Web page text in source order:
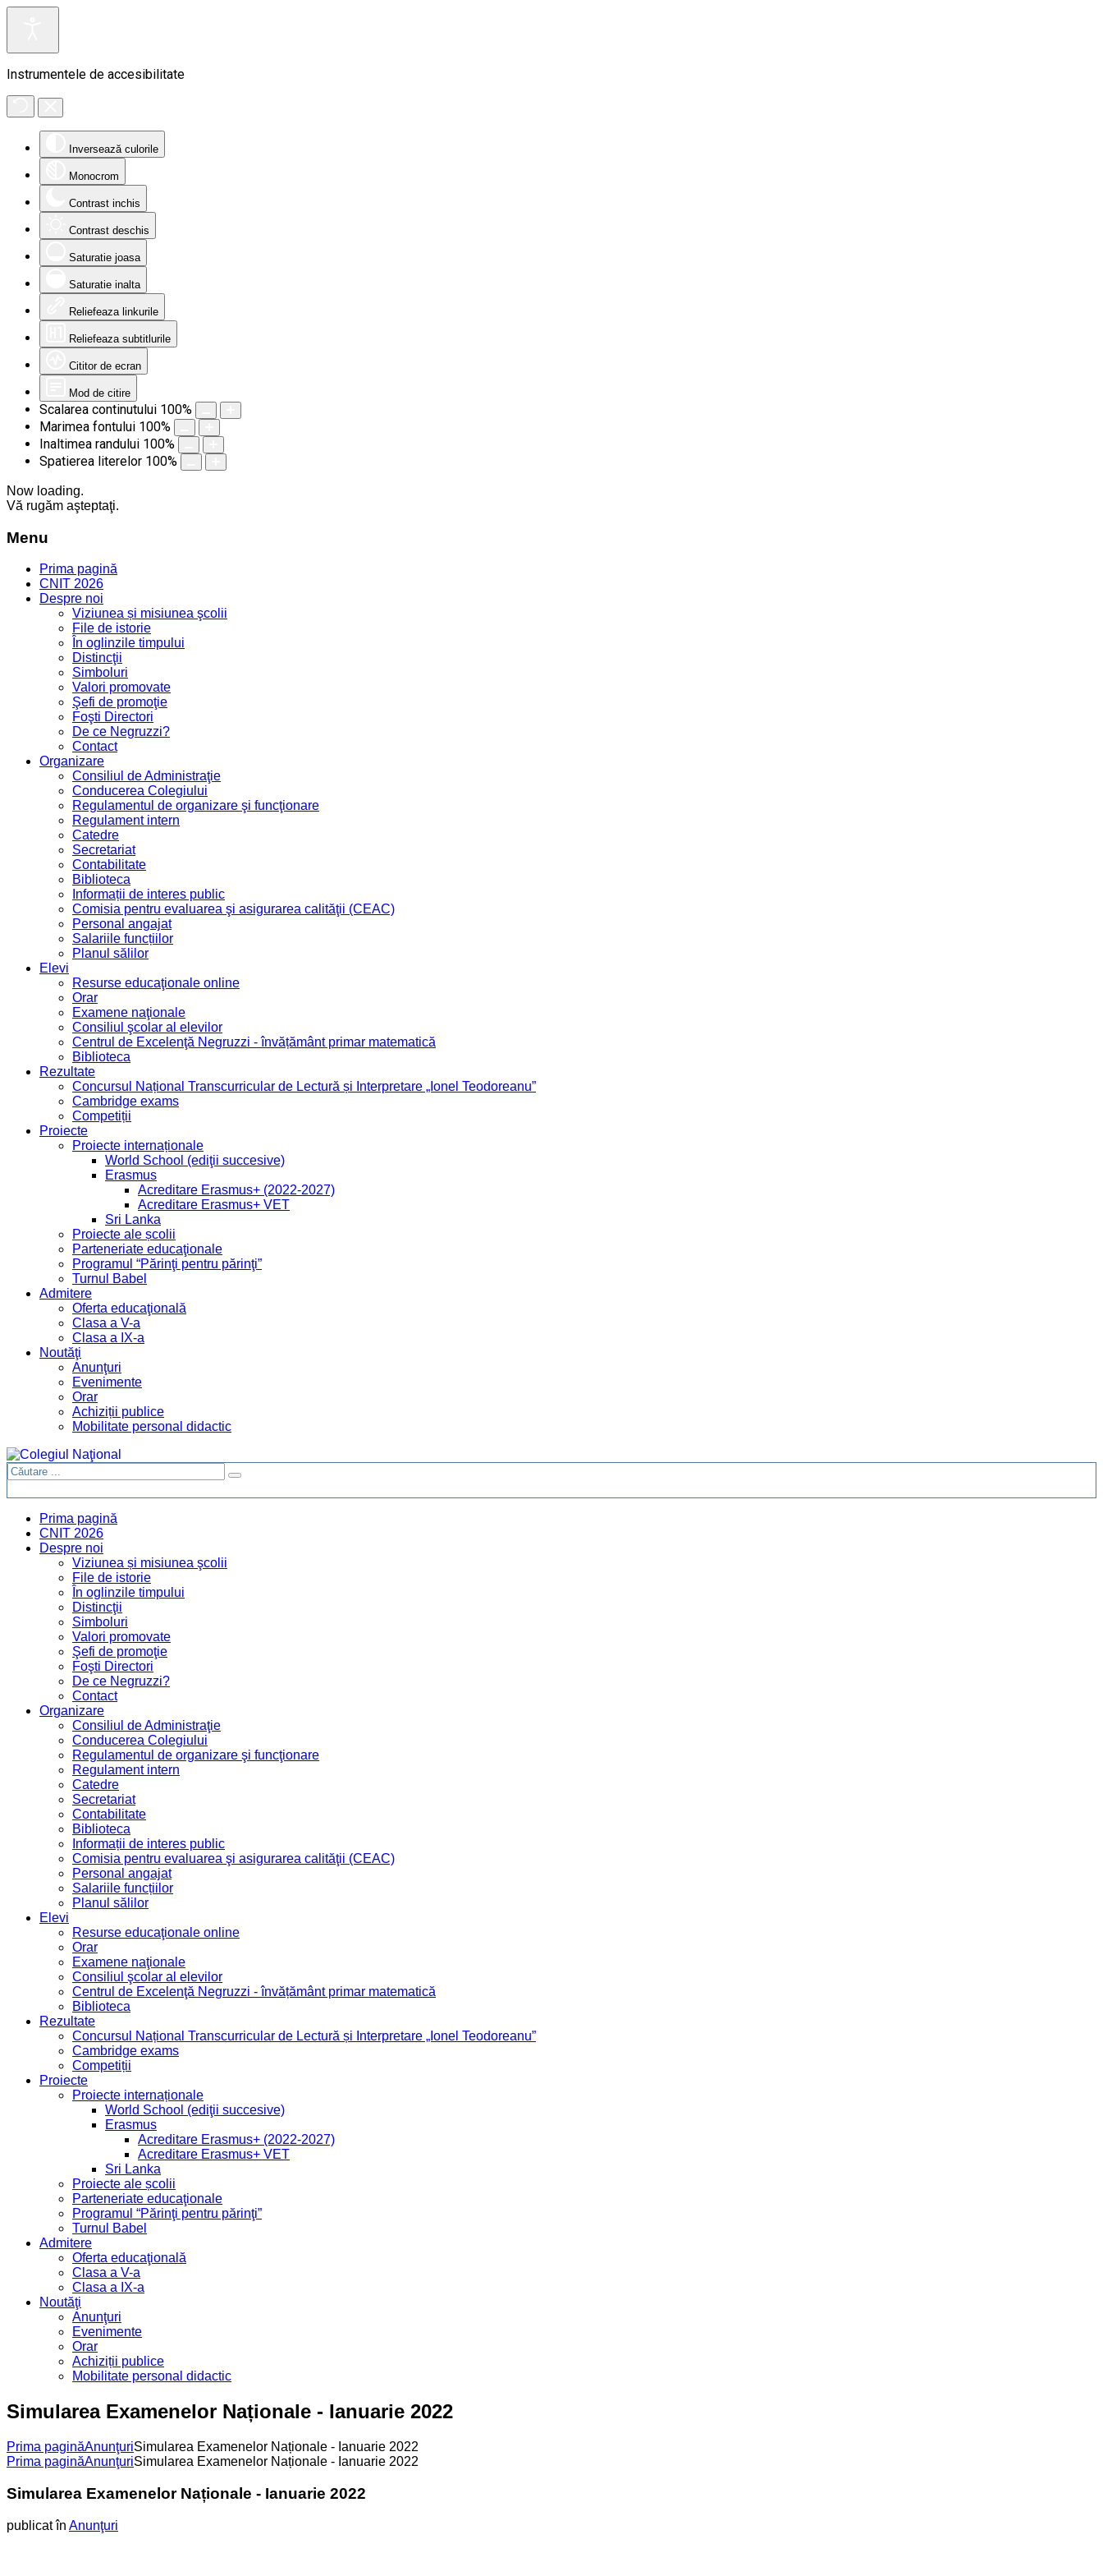
Instrumentele de accesibilitate
Inversează culorile
Monocrom
Contrast inchis
Contrast deschis
Saturatie joasa
Saturatie inalta
Reliefeaza linkurile
Reliefeaza subtitlurile
Cititor de ecran
Mod de citire
Scalarea continutului 100%
Marimea fontului 100%
Inaltimea randului 100%
Spatierea literelor 100%
Now loading.
Vă rugăm aşteptaţi.
Menu
Prima pagină
CNIT 2026
Despre noi
Viziunea și misiunea şcolii
File de istorie
În oglinzile timpului
Distincţii
Simboluri
Valori promovate
Şefi de promoţie
Foşti Directori
De ce Negruzzi?
Contact
Organizare
Consiliul de Administraţie
Conducerea Colegiului
Regulamentul de organizare şi funcţionare
Regulament intern
Catedre
Secretariat
Contabilitate
Biblioteca
Informații de interes public
Comisia pentru evaluarea şi asigurarea calităţii (CEAC)
Personal angajat
Salariile funcțiilor
Planul sălilor
Elevi
Resurse educaţionale online
Orar
Examene naţionale
Consiliul şcolar al elevilor
Centrul de Excelenţă Negruzzi - învățământ primar matematică
Biblioteca
Rezultate
Concursul Național Transcurricular de Lectură și Interpretare „Ionel Teodoreanu”
Cambridge exams
Competiții
Proiecte
Proiecte internaționale
World School (ediţii succesive)
Erasmus
Acreditare Erasmus+ (2022-2027)
Acreditare Erasmus+ VET
Sri Lanka
Proiecte ale școlii
Parteneriate educaţionale
Programul “Părinţi pentru părinţi”
Turnul Babel
Admitere
Oferta educaţională
Clasa a V-a
Clasa a IX-a
Noutăţi
Anunţuri
Evenimente
Orar
Achiziții publice
Mobilitate personal didactic
Prima pagină
CNIT 2026
Despre noi
Viziunea și misiunea şcolii
File de istorie
În oglinzile timpului
Distincţii
Simboluri
Valori promovate
Şefi de promoţie
Foşti Directori
De ce Negruzzi?
Contact
Organizare
Consiliul de Administraţie
Conducerea Colegiului
Regulamentul de organizare şi funcţionare
Regulament intern
Catedre
Secretariat
Contabilitate
Biblioteca
Informații de interes public
Comisia pentru evaluarea şi asigurarea calităţii (CEAC)
Personal angajat
Salariile funcțiilor
Planul sălilor
Elevi
Resurse educaţionale online
Orar
Examene naţionale
Consiliul şcolar al elevilor
Centrul de Excelenţă Negruzzi - învățământ primar matematică
Biblioteca
Rezultate
Concursul Național Transcurricular de Lectură și Interpretare „Ionel Teodoreanu”
Cambridge exams
Competiții
Proiecte
Proiecte internaționale
World School (ediţii succesive)
Erasmus
Acreditare Erasmus+ (2022-2027)
Acreditare Erasmus+ VET
Sri Lanka
Proiecte ale școlii
Parteneriate educaţionale
Programul “Părinţi pentru părinţi”
Turnul Babel
Admitere
Oferta educaţională
Clasa a V-a
Clasa a IX-a
Noutăţi
Anunţuri
Evenimente
Orar
Achiziții publice
Mobilitate personal didactic
Simularea Examenelor Naționale - Ianuarie 2022
Prima paginăAnunţuriSimularea Examenelor Naționale - Ianuarie 2022
Prima paginăAnunţuriSimularea Examenelor Naționale - Ianuarie 2022
Simularea Examenelor Naționale - Ianuarie 2022
publicat în Anunţuri